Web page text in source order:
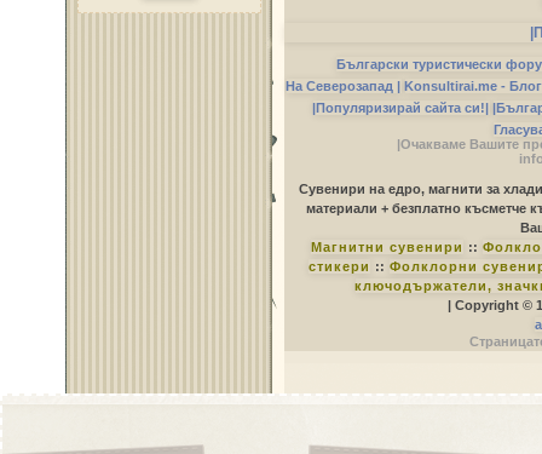
Български туристически
На Северозапад | Konsultirai.me -
|Популяризирай сайта си!|
|Очакваме Вашите
Сувенири на едро, магнити за
материали + безплатно късметче
Магнитни сувенири ::
стикери :: Фолклорни
ключодържатели,
| Copyright ©